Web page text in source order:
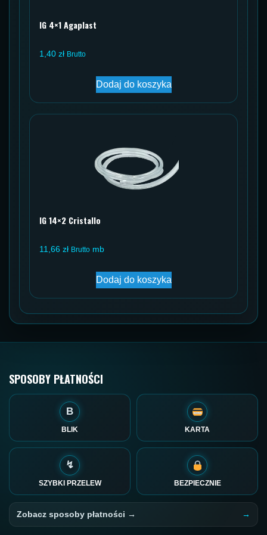
IG 4×1 Agaplast
1,40 zł Brutto
Dodaj do koszyka
IG 14×2 Cristallo
11,66 zł Brutto mb
Dodaj do koszyka
SPOSOBY PŁATNOŚCI
B
BLIK KARTA
↯
SZYBKI PRZELEW BEZPIECZNIE
Zobacz sposoby płatności →